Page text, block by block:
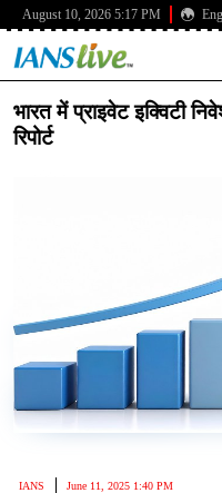
August 10, 2026 5:17 PM
भारत में प्राइवेट इक्विटी
रिपोर्ट
IANS June 11, 2025 1:40 PM